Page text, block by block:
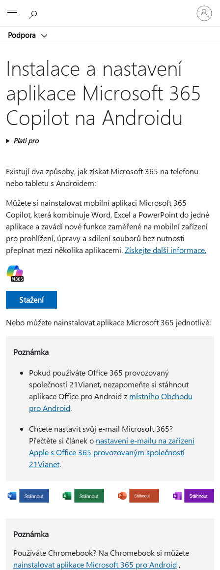
Podpora
Přihlaste
se
ke
účtu
Instalace a nastavení
aplikace Microsoft 365
Copilot na Androidu
Platí pro
Existují dva způsoby, jak získat Microsoft 365 na telefonu
nebo tabletu s Androidem:
Můžete si nainstalovat mobilní aplikaci Microsoft 365
Copilot, která kombinuje Word, Excel a PowerPoint do jedné
aplikace a zavádí nové funkce zaměřené na mobilní zařízení
pro prohlížení, úpravy a sdílení souborů bez nutnosti
přepínat mezi několika aplikacemi.Získejte další informace.
Stažení
Nebo můžete nainstalovat aplikace Microsoft 365 jednotlivě:
Poznámka
Pokud používáte Office 365 provozovaný
společností 21Vianet, nezapomeňte si stáhnout
aplikace Office pro Android z místního Obchodu
pro Android.
Chcete nastavit svůj e-mail Microsoft 365?
Přečtěte si článek o nastavení e-mailu na zařízení
Apple s Office 365 provozovaným společností
21Vianet.
Poznámka
Používáte Chromebook? Na Chromebook si můžete
nainstalovat aplikace Microsoft 365 pro Android,